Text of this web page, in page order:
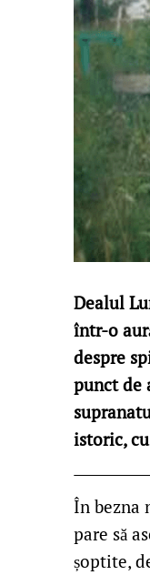
Dealul
într-o
despre
punct de
istoric,
În bezna
pare să
șoptite,